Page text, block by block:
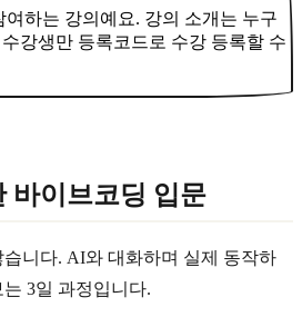
하는 강의예요. 강의 소개는 누구
강생만 등록코드로 수강 등록할 수
바이브코딩 입문
니다. AI와 대화하며 실제 동작하
3일 과정입니다.